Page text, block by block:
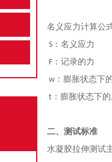
名义应力计算公
S：名义应力
F：记录的力
w：膨胀状态下
t：膨胀状态下
二、测试标准
水凝胶拉伸测试